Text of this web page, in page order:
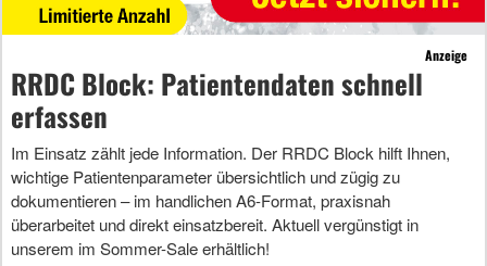
Anzeige
RRDC Block: Patientendaten schnell
erfassen
Im Einsatz zählt jede Information. Der RRDC Block hilft Ihnen,
wichtige Patientenparameter übersichtlich und zügig zu
dokumentieren – im handlichen A6-Format, praxisnah
überarbeitet und direkt einsatzbereit. Aktuell vergünstigt in
unserem im Sommer-Sale erhältlich!